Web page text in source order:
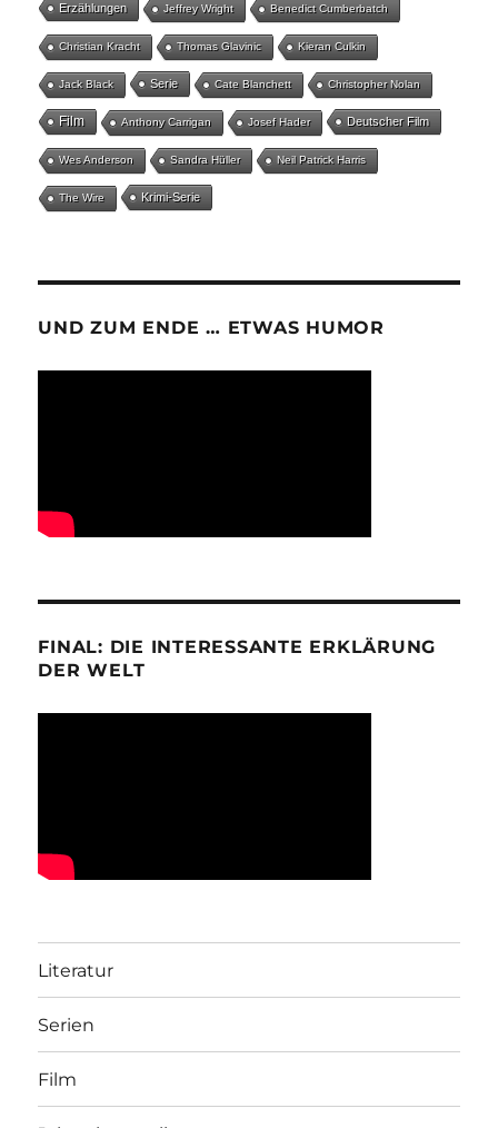
Erzählungen Jeffrey Wright Benedict Cumberbatch
Christian Kracht Thomas Glavinic Kieran Culkin
Jack Black Serie Cate Blanchett Christopher Nolan
Film Anthony Carrigan Josef Hader Deutscher Film
Wes Anderson Sandra Hüller Neil Patrick Harris
The Wire Krimi-Serie
UND ZUM ENDE … ETWAS HUMOR
FINAL: DIE INTERESSANTE ERKLÄRUNG
DER WELT
Literatur
Serien
Film